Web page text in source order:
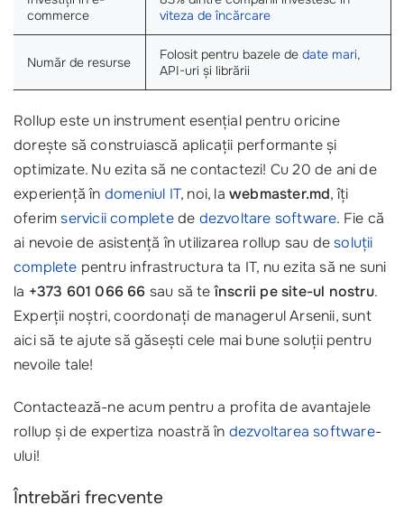
commerce
viteza de încărcare
Număr de resurse Folosit pentru bazele de date mari,
API-uri și librării
Rollup este un instrument esențial pentru oricine
dorește să construiască aplicații performante și
optimizate. Nu ezita să ne contactezi! Cu 20 de ani de
experiență în domeniul IT, noi, lawebmaster.md, îți
oferimservicii completede dezvoltare software. Fie că
ai nevoie de asistență în utilizarea rollup sau desoluții
complete pentru infrastructura ta IT, nu ezita să ne suni
la +373 601 066 66 sau să teînscrii pe site-ul nostru.
Experții noștri, coordonați de managerul Arsenii, sunt
aici să te ajute să găsești cele mai bune soluții pentru
nevoile tale!
Contactează-ne acum pentru a profita de avantajele
rollup și de expertiza noastră în dezvoltarea software-
ului!
Întrebări frecvente